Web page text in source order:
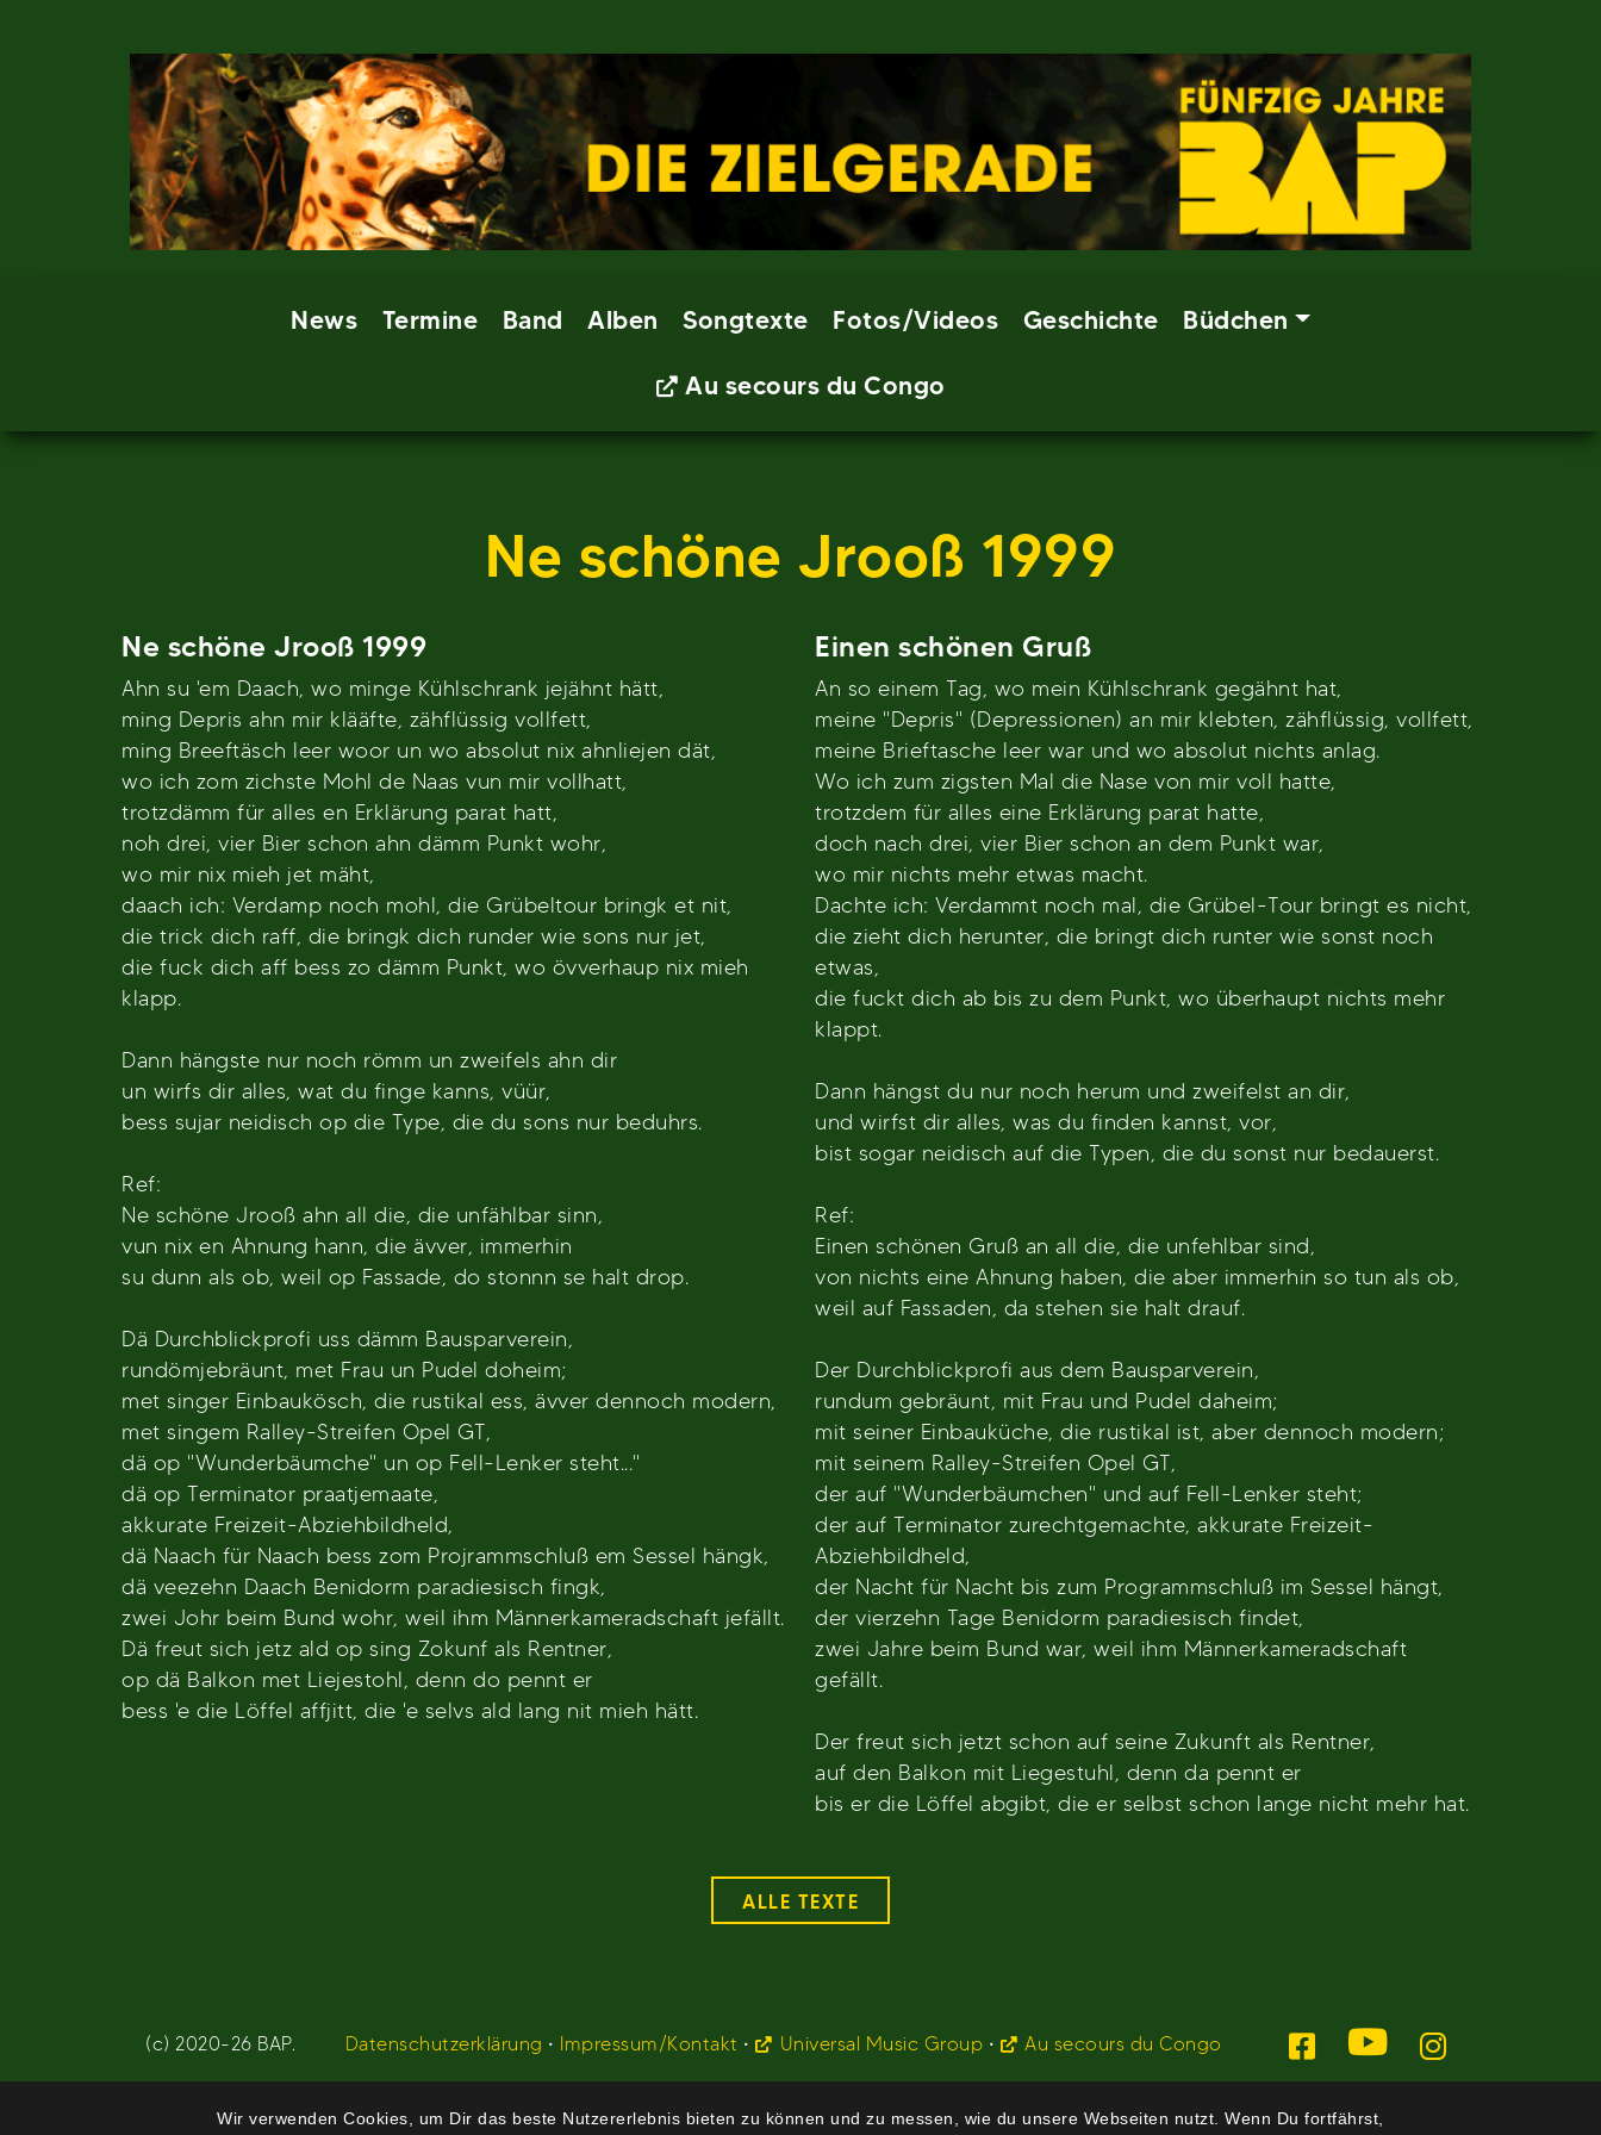
News Termine Band Alben Songtexte Fotos/Videos Geschichte Büdchen
Au secours du Congo
Ne schöne Jrooß 1999
Ne schöne Jrooß 1999
Ahn su 'em Daach, wo minge Kühlschrank jejähnt hätt,
ming Depris ahn mir klääfte, zähflüssig vollfett,
ming Breeftäsch leer woor un wo absolut nix ahnliejen dät,
wo ich zom zichste Mohl de Naas vun mir vollhatt,
trotzdämm für alles en Erklärung parat hatt,
noh drei, vier Bier schon ahn dämm Punkt wohr,
wo mir nix mieh jet mäht,
daach ich: Verdamp noch mohl, die Grübeltour bringk et nit,
die trick dich raff, die bringk dich runder wie sons nur jet,
die fuck dich aff bess zo dämm Punkt, wo övverhaup nix mieh
klapp.
Dann hängste nur noch römm un zweifels ahn dir
un wirfs dir alles, wat du finge kanns, vüür,
bess sujar neidisch op die Type, die du sons nur beduhrs.
Ref:
Ne schöne Jrooß ahn all die, die unfählbar sinn,
vun nix en Ahnung hann, die ävver, immerhin
su dunn als ob, weil op Fassade, do stonnn se halt drop.
Dä Durchblickprofi uss dämm Bausparverein,
rundömjebräunt, met Frau un Pudel doheim;
met singer Einbaukösch, die rustikal ess, ävver dennoch modern,
met singem Ralley-Streifen Opel GT,
dä op "Wunderbäumche" un op Fell-Lenker steht..."
dä op Terminator praatjemaate,
akkurate Freizeit-Abziehbildheld,
dä Naach für Naach bess zom Projrammschluß em Sessel hängk,
dä veezehn Daach Benidorm paradiesisch fingk,
zwei Johr beim Bund wohr, weil ihm Männerkameradschaft jefällt.
Dä freut sich jetz ald op sing Zokunf als Rentner,
op dä Balkon met Liejestohl, denn do pennt er
bess 'e die Löffel affjitt, die 'e selvs ald lang nit mieh hätt.
Einen schönen Gruß
An so einem Tag, wo mein Kühlschrank gegähnt hat,
meine "Depris" (Depressionen) an mir klebten, zähflüssig, vollfett,
meine Brieftasche leer war und wo absolut nichts anlag.
Wo ich zum zigsten Mal die Nase von mir voll hatte,
trotzdem für alles eine Erklärung parat hatte,
doch nach drei, vier Bier schon an dem Punkt war,
wo mir nichts mehr etwas macht.
Dachte ich: Verdammt noch mal, die Grübel-Tour bringt es nicht,
die zieht dich herunter, die bringt dich runter wie sonst noch
etwas,
die fuckt dich ab bis zu dem Punkt, wo überhaupt nichts mehr
klappt.
Dann hängst du nur noch herum und zweifelst an dir,
und wirfst dir alles, was du finden kannst, vor,
bist sogar neidisch auf die Typen, die du sonst nur bedauerst.
Ref:
Einen schönen Gruß an all die, die unfehlbar sind,
von nichts eine Ahnung haben, die aber immerhin so tun als ob,
weil auf Fassaden, da stehen sie halt drauf.
Der Durchblickprofi aus dem Bausparverein,
rundum gebräunt, mit Frau und Pudel daheim;
mit seiner Einbauküche, die rustikal ist, aber dennoch modern;
mit seinem Ralley-Streifen Opel GT,
der auf "Wunderbäumchen" und auf Fell-Lenker steht;
der auf Terminator zurechtgemachte, akkurate Freizeit-
Abziehbildheld,
der Nacht für Nacht bis zum Programmschluß im Sessel hängt,
der vierzehn Tage Benidorm paradiesisch findet,
zwei Jahre beim Bund war, weil ihm Männerkameradschaft
gefällt.
Der freut sich jetzt schon auf seine Zukunft als Rentner,
auf den Balkon mit Liegestuhl, denn da pennt er
bis er die Löffel abgibt, die er selbst schon lange nicht mehr hat.
ALLE TEXTE
(c) 2020-26 BAP. Datenschutzerklärung • Impressum/Kontakt • Universal Music Group • Au secours du Congo
Wir verwenden Cookies, um Dir das beste Nutzererlebnis bieten zu können und zu messen, wie du unsere Webseiten nutzt. Wenn Du fortfährst,